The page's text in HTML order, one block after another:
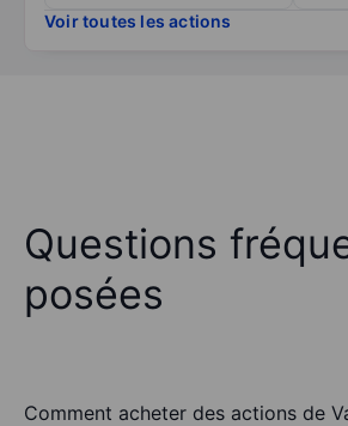
Voir toutes les actions
Questions
posées
Comment acheter des actions de